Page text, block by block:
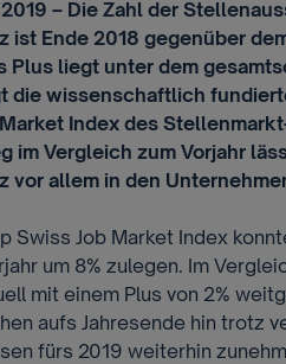
2019 – Die Zahl der
ist Ende 2018 gegenüber
Plus liegt unter dem
die wissenschaftlich
Index des
im Vergleich zum Vorjahr
vor allem in den
Swiss Job Market Index
um 8% zulegen. Im
mit einem Plus von 2%
aufs Jahresende hin trotz
fürs 2019 weiterhin